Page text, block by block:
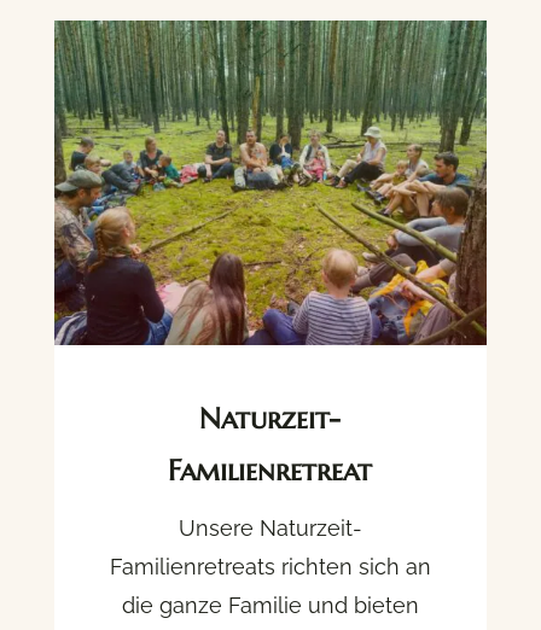
Naturzeit-
Familienretreat
Unsere Naturzeit-
Familienretreats richten sich an
die ganze Familie und bieten